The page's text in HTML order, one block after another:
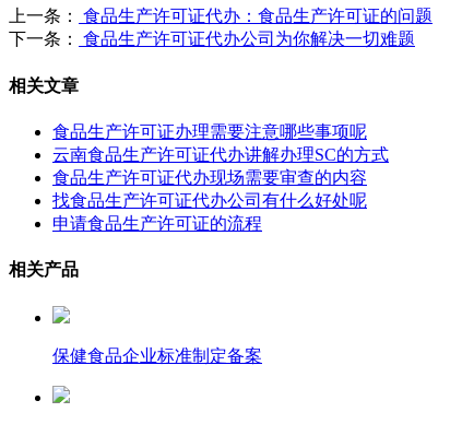
上一条：
食品生产许可证代办：食品生产许可证的问题
下一条：
食品生产许可证代办公司为你解决一切难题
相关文章
食品生产许可证办理需要注意哪些事项呢
云南食品生产许可证代办讲解办理SC的方式
食品生产许可证代办现场需要审查的内容
找食品生产许可证代办公司有什么好处呢
申请食品生产许可证的流程
相关产品
保健食品企业标准制定备案